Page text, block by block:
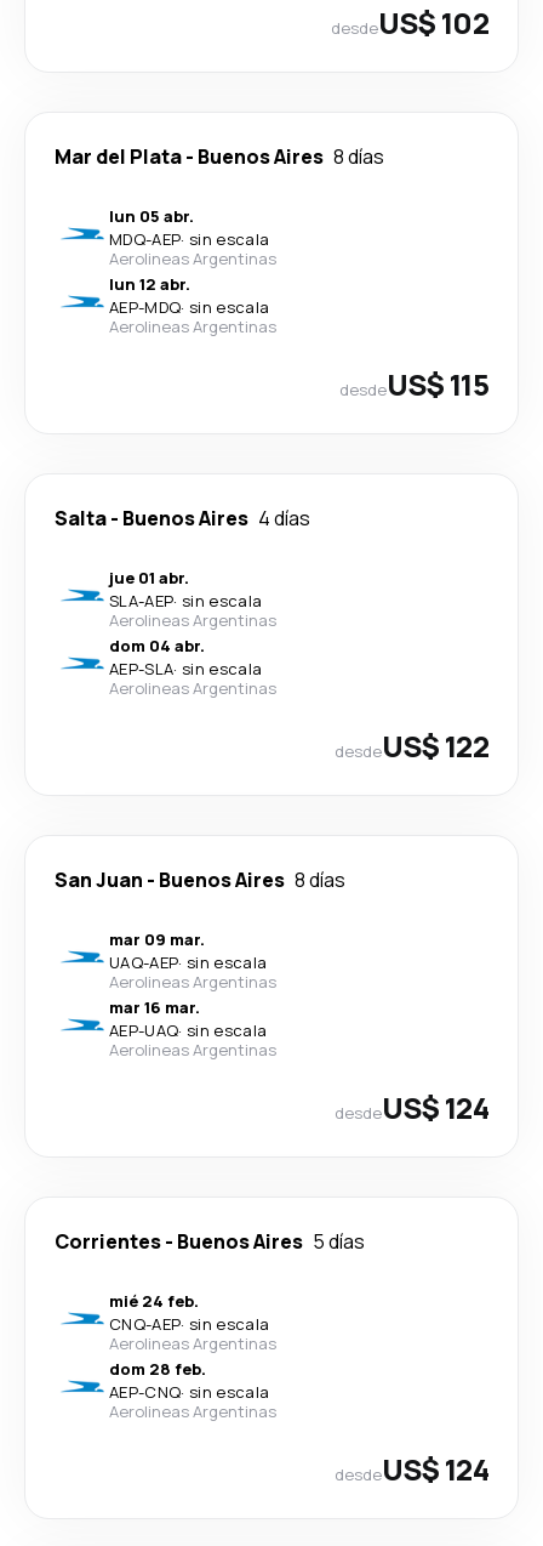
desdeUS$ 102
Mar del Plata- Buenos Aires 8 días
lun 05 abr.
MDQ-AEP· sin escala
Aerolineas Argentinas
lun 12 abr.
AEP-MDQ· sin escala
Aerolineas Argentinas
desdeUS$ 115
Salta- Buenos Aires 4 días
jue 01 abr.
SLA-AEP· sin escala
Aerolineas Argentinas
dom 04 abr.
AEP-SLA· sin escala
Aerolineas Argentinas
desdeUS$ 122
San Juan - Buenos Aires 8 días
mar 09 mar.
UAQ-AEP· sin escala
Aerolineas Argentinas
mar 16 mar.
AEP-UAQ· sin escala
Aerolineas Argentinas
desdeUS$ 124
Corrientes- Buenos Aires 5 días
mié 24 feb.
CNQ-AEP· sin escala
Aerolineas Argentinas
dom 28 feb.
AEP-CNQ· sin escala
Aerolineas Argentinas
desdeUS$ 124